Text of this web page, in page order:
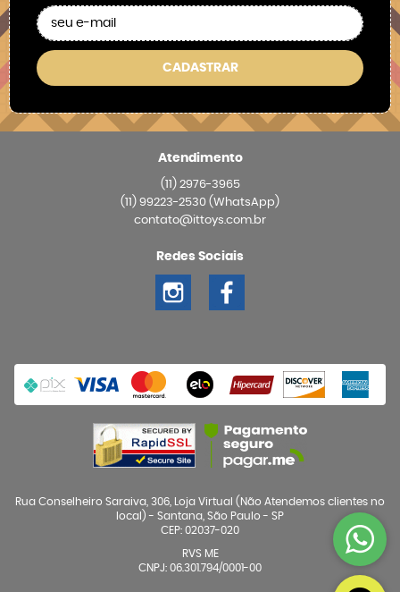
CADASTRAR
Atendimento
(11)2976-3965
(11) 99223-2530 (WhatsApp)
contato@ittoys.com.br
Redes Sociais
Rua Conselheiro Saraiva, 306, Loja Virtual (Não Atendemos clientes no
local) - Santana, São Paulo - SP
CEP: 02037-020
RVS ME
CNPJ: 06.301.794/0001-00